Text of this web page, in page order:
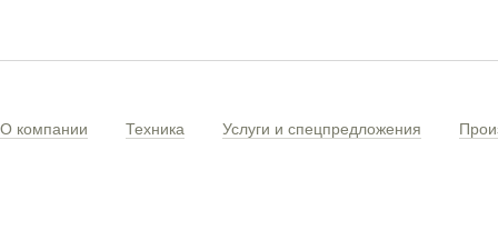
О компании Техника Услуги и спецпредложения